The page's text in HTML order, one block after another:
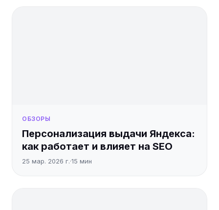
ОБЗОРЫ
Персонализация выдачи Яндекса:
как работает и влияет на SEO
25 мар. 2026 г.·15 мин